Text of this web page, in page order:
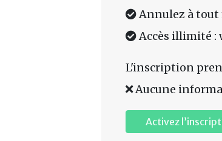
Annulez à
Accès illimité :
L'inscription
Aucune
Activez